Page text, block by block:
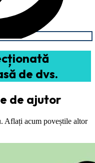
de dvs.
de ajutor
Aflați acum poveștile altor